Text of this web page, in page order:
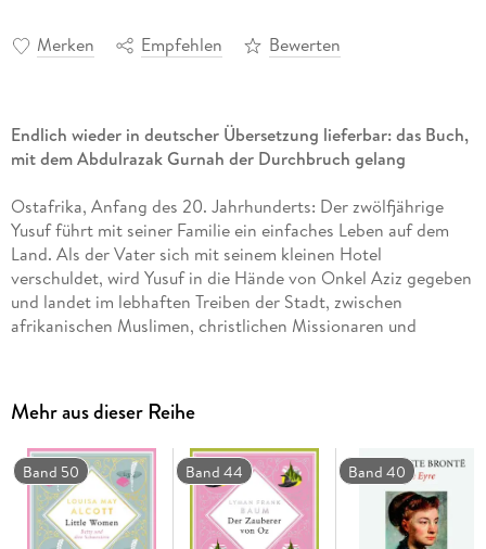
Merken Empfehlen Bewerten
Endlich wieder in deutscher Übersetzung lieferbar: das Buch,
mit dem Abdulrazak Gurnah der Durchbruch gelang
Ostafrika, Anfang des 20. Jahrhunderts: Der zwölfjährige
Yusuf führt mit seiner Familie ein einfaches Leben auf dem
Land. Als der Vater sich mit seinem kleinen Hotel
verschuldet, wird Yusuf in die Hände von Onkel Aziz gegeben
und landet im lebhaften Treiben der Stadt, zwischen
afrikanischen Muslimen, christlichen Missionaren und
bei der Pflege seines paradiesisch anmutenden Gartens.
Doch als der Kaufmann ihn auf eine Karawanenreise ins
Landesinnere mitnimmt, endet Yusufs Jugend abrupt. Die
gefährliche Unternehmung bringt Krankheit und Tod und
zeigt allen Teilnehmern schmerzhaft, dass die traditionelle
Art des Handels keine Zukunft mehr hat. Was Yusuf erlebt,
Mehr aus dieser Reihe
Band 50 Band 44 Band 40